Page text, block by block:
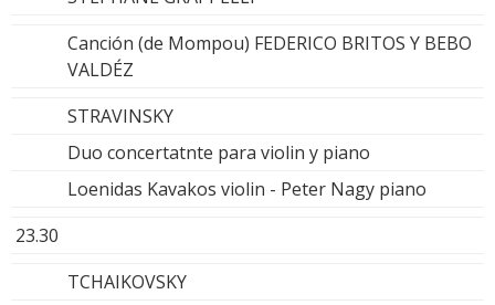
Canción (de Mompou) FEDERICO BRITOS Y BEBO
VALDÉZ
STRAVINSKY
Duo concertatnte para violin y piano
Loenidas Kavakos violin - Peter Nagy piano
23.30
TCHAIKOVSKY